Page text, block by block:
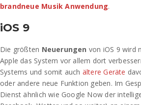
brandneue Musik Anwendung.
iOS 9
Die größten Neuerungen von iOS 9 wird
Apple das System vor allem dort
Systems und somit auch ältere Geräte
oder andere neue Funktion geben. Im
Dienst ähnlich wie Google Now der